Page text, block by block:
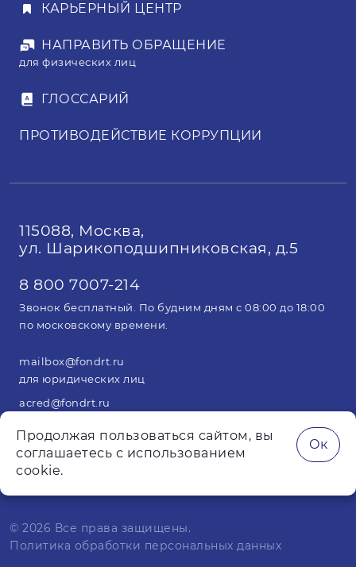
КАРЬЕРНЫЙ ЦЕНТР
НАПРАВИТЬ ОБРАЩЕНИЕ
для физических лиц
ГЛОССАРИЙ
ПРОТИВОДЕЙСТВИЕ КОРРУПЦИИ
115088, Москва,
ул. Шарикоподшипниковская, д.5
8 800 7007-214
Звонок бесплатный. По будним дням с 08:00 до 18:00
по московскому времени.
mailbox@fondrt.ru
для юридических лиц
acred@fondrt.ru
© 2026 Все права защищены.
Политика обработки персональных данных
Продолжая пользоваться сайтом, вы
соглашаетесь с использованием
cookie.
Ок